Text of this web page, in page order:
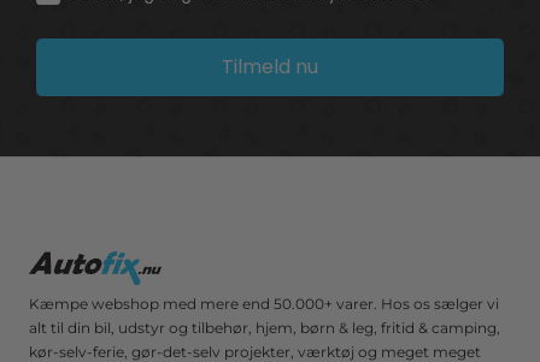
Tilmeld nu
Kæmpe webshop med mere end 50.000+ varer. Hos os sælger vi
alt til din bil, udstyr og tilbehør, hjem, børn & leg, fritid & camping,
kør-selv-ferie, gør-det-selv projekter, værktøj og meget meget